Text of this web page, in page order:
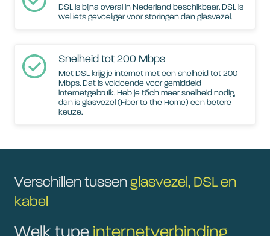
DSL is bijna overal in Nederland beschikbaar. DSL is
wel iets gevoeliger voor storingen dan glasvezel.
Snelheid tot 200 Mbps
Met DSL krijg je internet met een snelheid tot 200
Mbps. Dat is voldoende voor gemiddeld
internetgebruik. Heb je tóch meer snelheid nodig,
dan is glasvezel (Fiber to the Home) een betere
keuze.
Verschillen tussen glasvezel, DSL en
kabel